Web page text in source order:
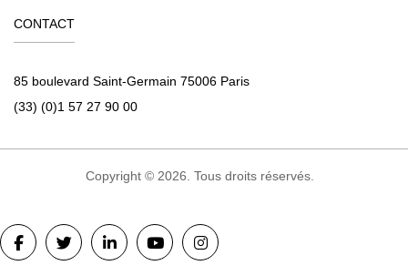
CONTACT
85 boulevard Saint-Germain 75006 Paris
(33) (0)1 57 27 90 00
Copyright © 2026. Tous droits réservés.